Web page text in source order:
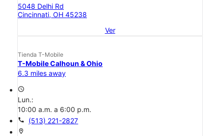
5048 Delhi Rd
Cincinnati, OH 45238
Ver
Tienda T-Mobile
T-Mobile Calhoun & Ohio
6.3 miles away
access_time
Lun.:
10:00 a.m. a 6:00 p.m.
call (513) 221-2827
location_on